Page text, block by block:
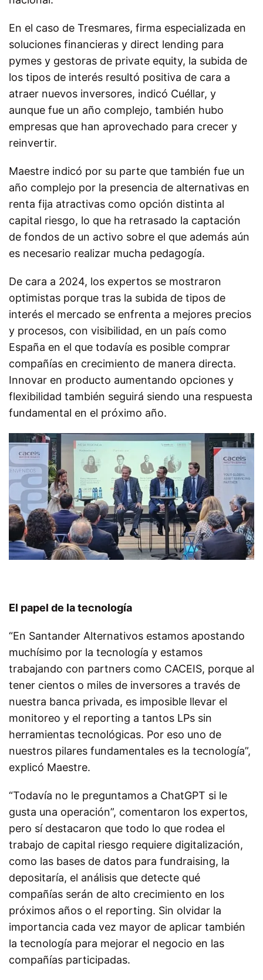
En el caso de Tresmares, firma especializada en
soluciones financieras y direct lending para
pymes y gestoras de private equity, la subida de
los tipos de interés resultó positiva de cara a
atraer nuevos inversores, indicó Cuéllar, y
aunque fue un año complejo, también hubo
empresas que han aprovechado para crecer y
reinvertir.
Maestre indicó por su parte que también fue un
año complejo por la presencia de alternativas en
renta fija atractivas como opción distinta al
capital riesgo, lo que ha retrasado la captación
de fondos de un activo sobre el que además aún
es necesario realizar mucha pedagogía.
De cara a 2024, los expertos se mostraron
optimistas porque tras la subida de tipos de
interés el mercado se enfrenta a mejores precios
y procesos, con visibilidad, en un país como
España en el que todavía es posible comprar
compañías en crecimiento de manera directa.
Innovar en producto aumentando opciones y
flexibilidad también seguirá siendo una respuesta
fundamental en el próximo año.
El papel de la tecnología
“En Santander Alternativos estamos apostando
muchísimo por la tecnología y estamos
trabajando con partners como CACEIS, porque al
tener cientos o miles de inversores a través de
nuestra banca privada, es imposible llevar el
monitoreo y el reporting a tantos LPs sin
herramientas tecnológicas. Por eso uno de
nuestros pilares fundamentales es la tecnología”,
explicó Maestre.
“Todavía no le preguntamos a ChatGPT si le
gusta una operación”, comentaron los expertos,
pero sí destacaron que todo lo que rodea el
trabajo de capital riesgo requiere digitalización,
como las bases de datos para fundraising, la
depositaría, el análisis que detecte qué
compañías serán de alto crecimiento en los
próximos años o el reporting. Sin olvidar la
importancia cada vez mayor de aplicar también
la tecnología para mejorar el negocio en las
compañías participadas.